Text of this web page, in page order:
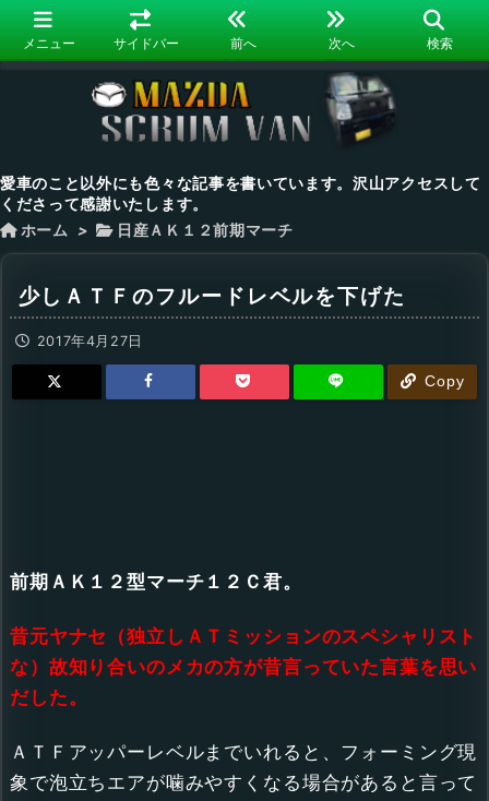
メニュー サイドバー 前へ 次へ 検索
愛車のこと以外にも色々な記事を書いています。沢山アクセスして
くださって感謝いたします。
ホーム > 日産ＡＫ１２前期マーチ
少しＡＴＦのフルードレベルを下げた
2017年4月27日
Copy
前期ＡＫ１２型マーチ１２Ｃ君。
昔元ヤナセ（独立しＡＴミッションのスペシャリスト
な）故知り合いのメカの方が昔言っていた言葉を思い
だした。
ＡＴＦアッパーレベルまでいれると、フォーミング現
象で泡立ちエアが噛みやすくなる場合があると言って